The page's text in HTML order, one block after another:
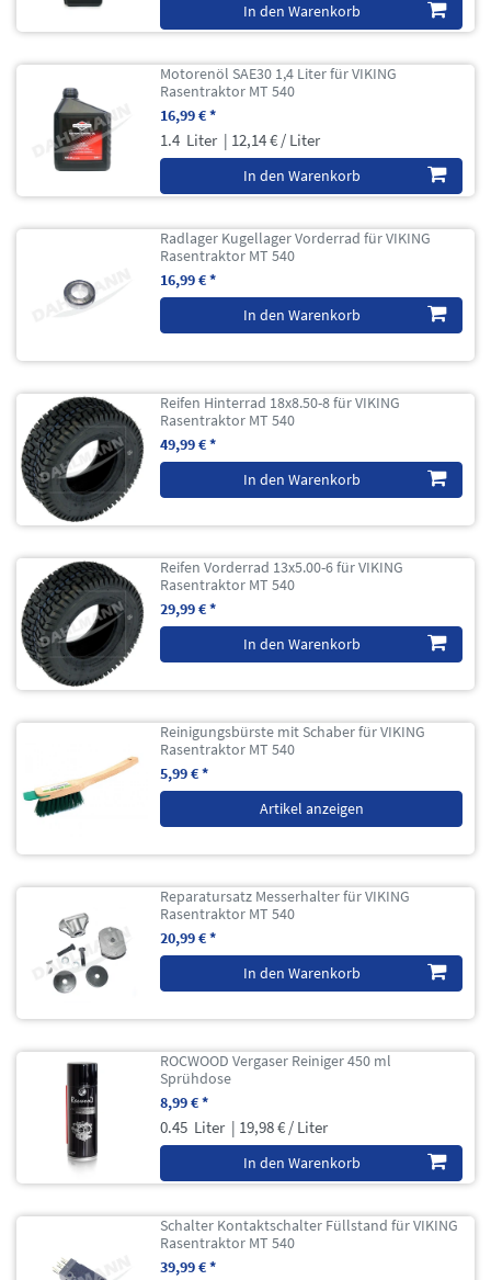
In den Warenkorb
Motorenöl SAE30 1,4 Liter für VIKING
Rasentraktor MT 540
16,99 € *
1.4 Liter | 12,14 € / Liter
In den Warenkorb
Radlager Kugellager Vorderrad für VIKING
Rasentraktor MT 540
16,99 € *
In den Warenkorb
Reifen Hinterrad 18x8.50-8 für VIKING
Rasentraktor MT 540
49,99 € *
In den Warenkorb
Reifen Vorderrad 13x5.00-6 für VIKING
Rasentraktor MT 540
29,99 € *
In den Warenkorb
Reinigungsbürste mit Schaber für VIKING
Rasentraktor MT 540
5,99 € *
Artikel anzeigen
Reparatursatz Messerhalter für VIKING
Rasentraktor MT 540
20,99 € *
In den Warenkorb
ROCWOOD Vergaser Reiniger 450 ml
Sprühdose
8,99 € *
0.45 Liter | 19,98 € / Liter
In den Warenkorb
Schalter Kontaktschalter Füllstand für VIKING
Rasentraktor MT 540
39,99 € *